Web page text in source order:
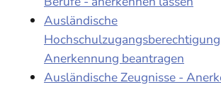
Ausländische
Anerkennung beantragen
Ausländische Zeugnisse -